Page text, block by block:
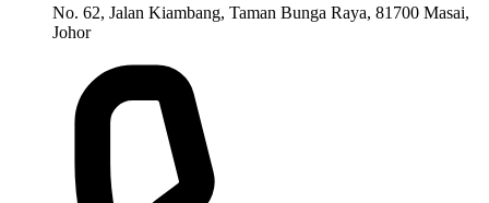
No. 62, Jalan Kiambang, Taman Bunga Raya, 81700 Masai,
Johor